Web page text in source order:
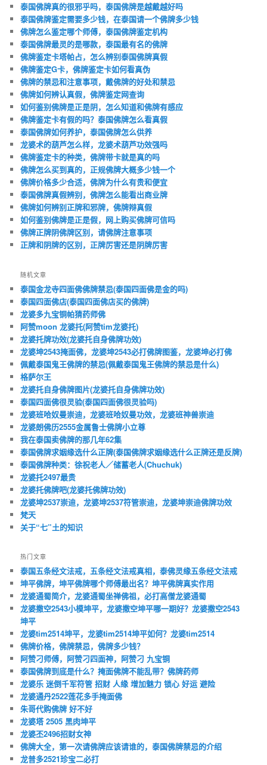
泰国佛牌真的很邪乎吗，泰国佛牌是越戴越好吗
泰国佛牌鉴定需要多少钱，在泰国请一个佛牌多少钱
佛牌怎么鉴定哪个师傅，泰国佛牌鉴定机构
泰国佛牌最灵的是哪款，泰国最有名的佛牌
佛牌鉴定卡塔帕占，怎么辨别泰国佛牌真假
佛牌鉴定G卡，佛牌鉴定卡如何看真伪
佛牌的禁忌和注意事项，戴佛牌的好处和禁忌
佛牌如何辨认真假，佛牌鉴定网查询
如何鉴别佛牌是正是阴，怎么知道和佛牌有感应
佛牌鉴定卡有假的吗？泰国佛牌怎么看真假
泰国佛牌如何养护，泰国佛牌怎么供养
龙婆术的葫芦怎么样，龙婆术葫芦功效强吗
佛牌鉴定卡的种类，佛牌带卡就是真的吗
佛牌怎么买到真的，正规佛牌大概多少钱一个
佛牌价格多少合适，佛牌为什么有贵和便宜
泰国佛牌真假辨别，佛牌怎么能看出商业牌
佛牌如何辨别正牌和邪牌，佛牌辩真假
如何鉴别佛牌是正是假，网上购买佛牌可信吗
佛牌正牌阴佛牌区别，请佛牌注意事项
正牌和阴牌的区别，正牌厉害还是阴牌厉害
随机文章
泰国金龙寺四面佛佛牌禁忌(泰国四面佛是金的吗)
泰国四面佛店(泰国四面佛店买的佛牌)
龙婆多九宝铜帕猜药师佛
阿赞moon 龙婆托(阿赞tim龙婆托)
龙婆托牌功效(龙婆托自身佛牌功效)
龙婆坤2543掩面佛，龙婆坤2543必打佛牌图鉴，龙婆坤必打佛
佩戴泰国鬼王佛牌的禁忌(佩戴泰国鬼王佛牌的禁忌是什么)
格萨尔王
龙婆托自身佛牌图片(龙婆托自身佛牌功效)
泰国四面佛很灵验(泰国四面佛很灵验吗)
龙婆班哈奴曼崇迪，龙婆班哈奴曼功效，龙婆班神兽崇迪
龙婆朗佛历2555金属鲁士佛牌小立尊
我在泰国卖佛牌的那几年62集
泰国佛牌求姻缘选什么正牌(泰国佛牌求姻缘选什么正牌还是反牌)
泰国佛牌种类：徐祝老人／储蓄老人(Chuchuk)
龙婆托2497最贵
龙婆托佛牌吧(龙婆托佛牌功效)
龙婆坤2537崇迪，龙婆坤2537符管崇迪，龙婆坤崇迪佛牌功效
梵天
关于“七”土的知识
热门文章
泰国五条经文法戒，五条经文法戒真相，泰佛灵缘五条经文法戒
坤平佛牌，坤平佛牌哪个师傅最出名？坤平佛牌真实作用
龙婆通蜀简介，龙婆通蜀坐禅佛祖，必打高僧龙婆通蜀
龙婆撒空2543小模坤平，龙婆撒空坤平哪一期好？龙婆撒空2543
坤平
龙婆tim2514坤平，龙婆tim2514坤平如何？龙婆tim2514
佛牌价格，佛牌禁忌，佛牌多少钱？
阿赞刁师傅，阿赞刁四面神，阿赞刁 九宝铜
泰国佛牌到底是什么？掩面佛牌不能乱带？佛牌药师
龙婆乐 迷倒千军符管 招财 人缘 增加魅力 锁心 好运 避险
龙婆通丹2522莲花多手掩面佛
朱哥代购佛牌 好不好
龙婆塔 2505 黑肉坤平
龙婆丕2496招财女神
佛牌大全，第一次请佛牌应该请谁的，泰国佛牌禁忌的介绍
龙普多2521珍宝二必打